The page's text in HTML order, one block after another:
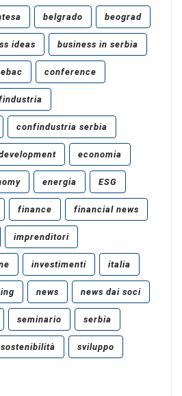
belgrado beograd
ideas business in serbia
conference
confindustria serbia
economia
energia ESG
finance financial news
imprenditori
investimenti italia
news news dai soci
seminario serbia
sostenibilità sviluppo